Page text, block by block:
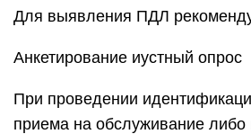
Для выявления ПДЛ
Анкетирование иустный опрос
При проведении
приема на обслуживание либо